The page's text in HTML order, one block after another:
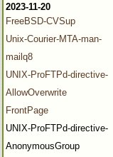
2023-11-20
FreeBSD-CVSup
Unix-Courier-MTA-man-
mailq8
UNIX-ProFTPd-directive-
AllowOverwrite
FrontPage
UNIX-ProFTPd-directive-
AnonymousGroup